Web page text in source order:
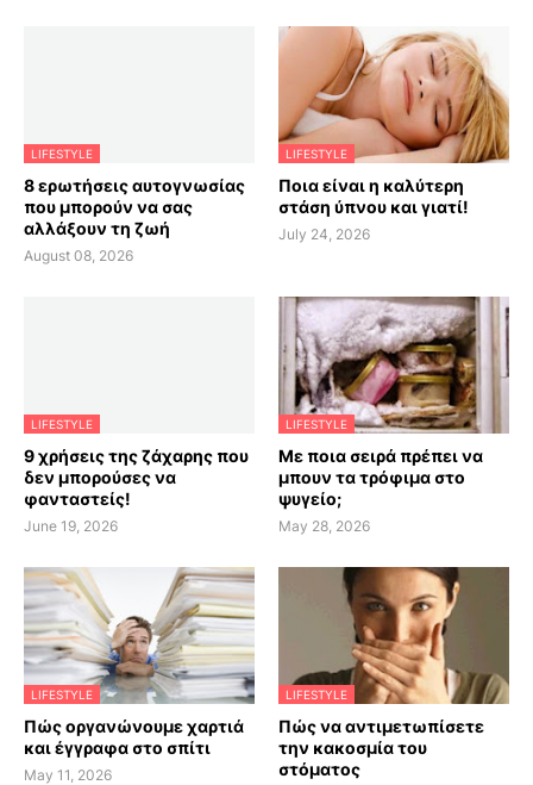
LIFESTYLE
8 ερωτήσεις αυτογνωσίας
που μπορούν να σας
αλλάξουν τη ζωή
August 08, 2026
LIFESTYLE
Ποια είναι η καλύτερη
στάση ύπνου και γιατί!
July 24, 2026
LIFESTYLE
9 χρήσεις της ζάχαρης που
δεν μπορούσες να
φανταστείς!
June 19, 2026
LIFESTYLE
Με ποια σειρά πρέπει να
μπουν τα τρόφιμα στο
ψυγείο;
May 28, 2026
LIFESTYLE
Πώς οργανώνουμε χαρτιά
και έγγραφα στο σπίτι
May 11, 2026
LIFESTYLE
Πώς να αντιμετωπίσετε
την κακοσμία του
στόματος